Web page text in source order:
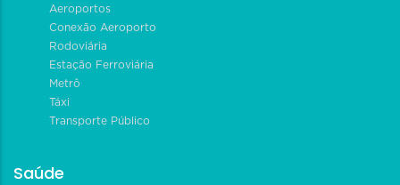
Aeroportos
Conexão Aeroporto
Rodoviária
Estação Ferroviária
Metrô
Táxi
Transporte Público
Saúde